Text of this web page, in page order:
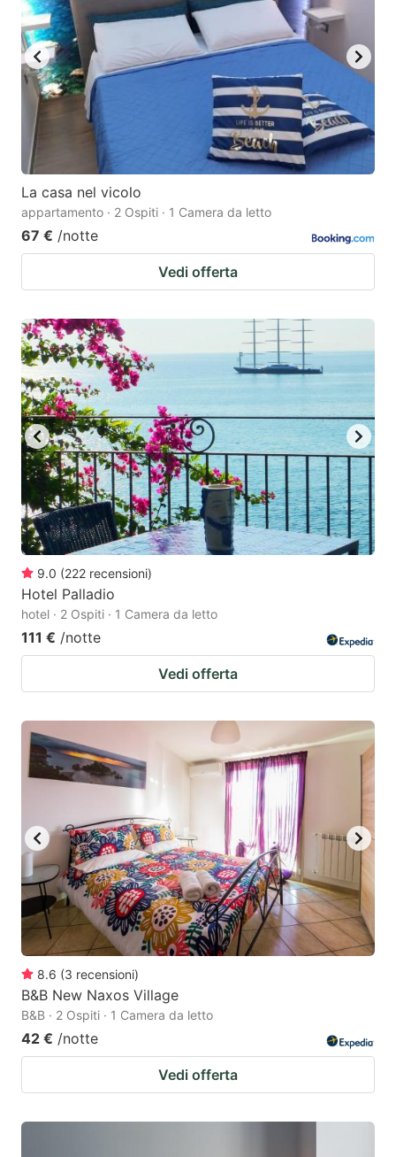
La casa nel vicolo
appartamento · 2 Ospiti · 1 Camera da letto
67 € /notte
Vedi offerta
9.0 (222 recensioni)
Hotel Palladio
hotel · 2 Ospiti · 1 Camera da letto
111 € /notte
Vedi offerta
8.6 (3 recensioni)
B&B New Naxos Village
B&B · 2 Ospiti · 1 Camera da letto
42 € /notte
Vedi offerta